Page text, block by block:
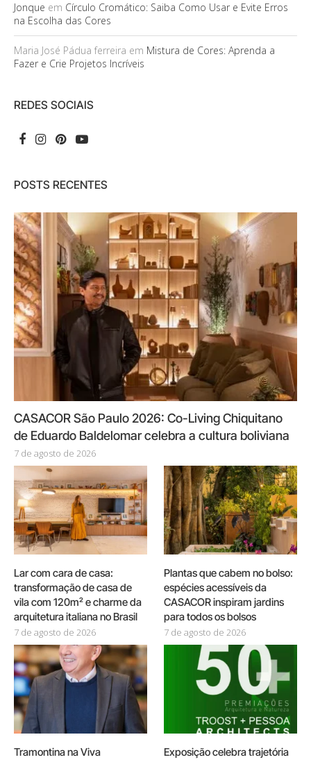
Jonque em Círculo Cromático: Saiba Como Usar e Evite Erros
na Escolha das Cores
Maria José Pádua ferreira em Mistura de Cores: Aprenda a
Fazer e Crie Projetos Incríveis
REDES SOCIAIS
POSTS RECENTES
CASACOR São Paulo 2026: Co-Living Chiquitano
de Eduardo Baldelomar celebra a cultura boliviana
7 de agosto de 2026
Lar com cara de casa:
transformação de casa de
vila com 120m² e charme da
arquitetura italiana no Brasil
7 de agosto de 2026
Plantas que cabem no bolso:
espécies acessíveis da
CASACOR inspiram jardins
para todos os bolsos
7 de agosto de 2026
Tramontina na Viva
Exposição celebra trajetória